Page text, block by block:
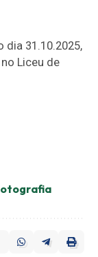
31.10.2025,
Liceu de